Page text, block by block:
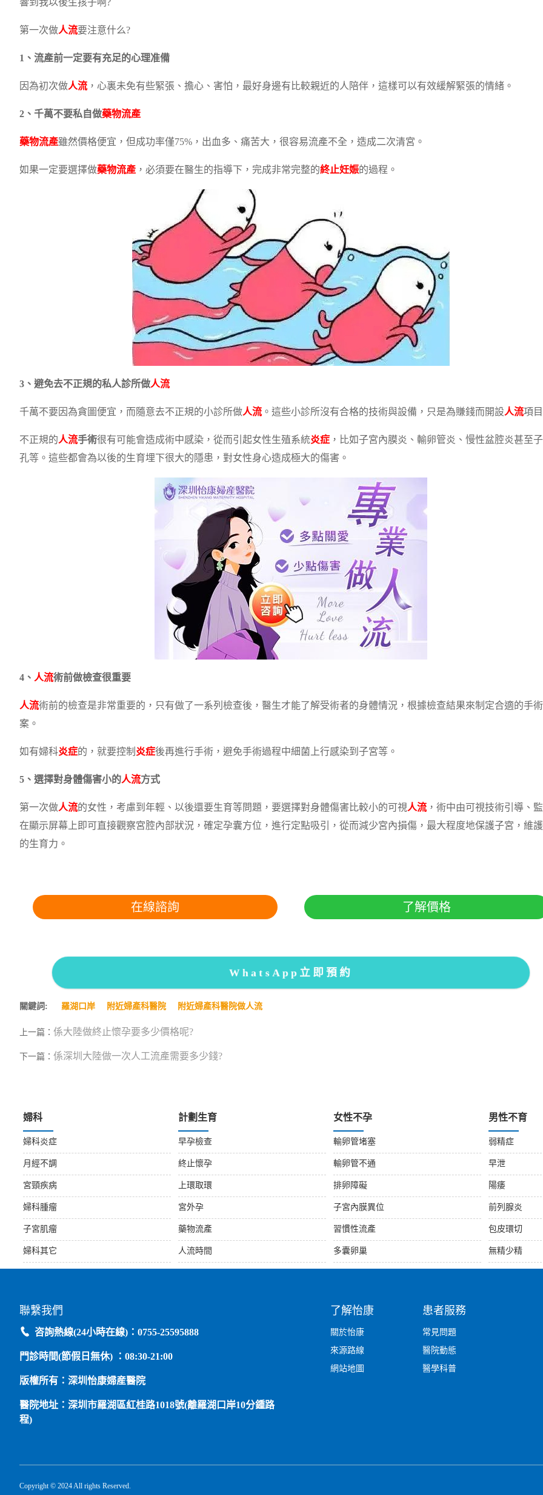
響到我以後生孩子啊?
第一次做人流要注意什么?
1、流產前一定要有充足的心理准備
因為初次做人流 ，心裏未免有些緊張、擔心、害怕，最好身邊有比較親近的人陪伴，這樣可以有效緩解緊張的情緒。
2、千萬不要私自做藥物流產
藥物流產雖然價格便宜，但成功率僅75%，出血多、痛苦大，很容易流產不全，造成二次清宮。
如果一定要選擇做藥物流產 ，必須要在醫生的指導下，完成非常完整的終止妊娠的過程。
3、避免去不正規的私人診所做人流
千萬不要因為貪圖便宜，而隨意去不正規的小診所做人流 。這些小診所沒有合格的技術與設備，只是為賺錢而開設人流項
不正規的人流手術很有可能會造成術中感染，從而引起女性生殖系統炎症 ，比如子宮內膜炎、輸卵管炎、慢性盆腔炎甚至
孔等。這些都會為以後的生育埋下很大的隱患，對女性身心造成極大的傷害。
4、 人流術前做檢查很重要
人流術前的檢查是非常重要的，只有做了一系列檢查後，醫生才能了解受術者的身體情況，根據檢查結果來制定合適的手
案。
如有婦科炎症的，就要控制 炎症後再進行手術，避免手術過程中細菌上行感染到子宮等。
5、選擇對身體傷害小的人流方式
第一次做人流的女性，考慮到年輕、以後還要生育等問題，要選擇對身體傷害比較小的可視人流 ，術中由可視技術引導、
在顯示屏幕上即可直接觀察宮腔內部狀況，確定孕囊方位，進行定點吸引，從而減少宮內損傷，最大程度地保護子宮，維
的生育力。
在線諮詢 了解價格
WhatsApp立即預約
關鍵詞: 羅湖口岸 附近婦產科醫院 附近婦產科醫院做人流
上一篇： 係大陸做終止懷孕要多少價格呢?
下一篇： 係深圳大陸做一次人工流產需要多少錢?
婦科
婦科炎症
月經不調
宮頸疾病
婦科腫瘤
子宮肌瘤
婦科其它
計劃生育
早孕檢查
終止懷孕
上環取環
宮外孕
藥物流產
人流時間
女性不孕
輸卵管堵塞
輸卵管不通
排卵障礙
子宮內膜異位
習慣性流產
多囊卵巢
男性不育
弱精症
早泄
陽痿
前列腺炎
包皮環切
無精少精
聯繫我們
咨詢熱線(24小時在線)：0755-25595888
門診時間(節假日無休) ：08:30-21:00
版權所有：深圳怡康婦産醫院
醫院地址：深圳市羅湖區紅桂路1018號(離羅湖口岸10分鍾路
程)
了解怡康
關於怡康
來源路線
網站地圖
患者服務
常見問題
醫院動態
醫學科普
Copyright © 2024 All rights Reserved.